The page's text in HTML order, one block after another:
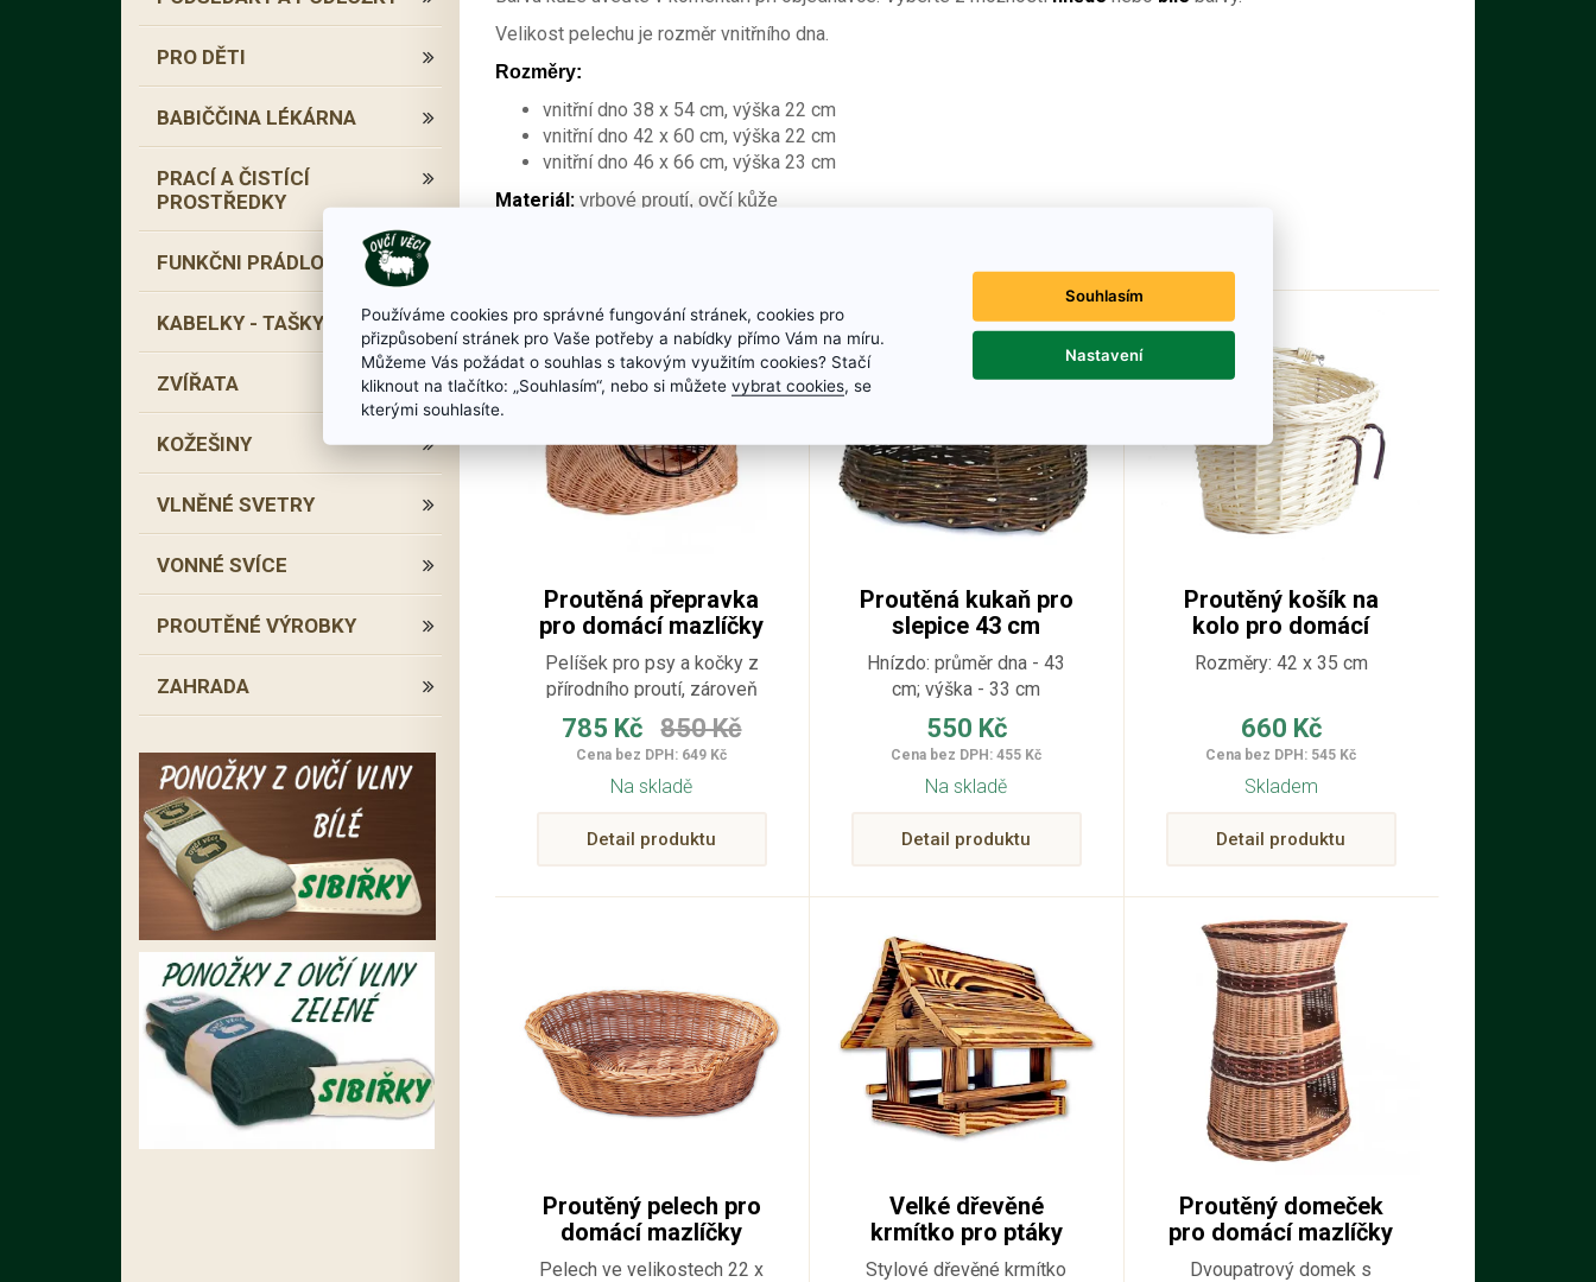
PRO DĚTI
BABIČČINA LÉKÁRNA
PRACÍ A ČISTÍCÍ
PROSTŘEDKY
FUNKČNI PRÁDLO
KABELKY - TAŠKY
ZVÍŘATA
KOŽEŠINY
VLNĚNÉ SVETRY
VONNÉ SVÍCE
PROUTĚNÉ VÝROBKY
ZAHRADA
Velikost pelechu je rozměr vnitřního dna.
Rozměry:
vnitřní dno 38 x 54 cm, výška 22 cm
vnitřní dno 42 x 60 cm, výška 22 cm
vnitřní dno 46 x 66 cm, výška 23 cm
Materiál: vrbové proutí, ovčí kůže
Proutěná přepravka
pro domácí mazlíčky
Pelíšek pro psy a kočky z
přírodního proutí, zároveň
však i výborná přepravka
pro menší plemena
domácích mazlíčků. Zvířata
se v proutí cítí velmi dobře
a dostává se jim pocitu
bezpečí, zároveň u nich
dochází k redukci stresu a
navození maximálního
785 Kč 850 Kč
Cena bez DPH: 649 Kč
Na skladě
Detail produktu
Proutěná kukaň pro
slepice 43 cm
Hnízdo: průměr dna - 43
cm; výška - 33 cm
550 Kč
Cena bez DPH: 455 Kč
Na skladě
Detail produktu
Proutěný košík na
kolo pro domácí
mazlíčky - bílý
Rozměry: 42 x 35 cm
660 Kč
Cena bez DPH: 545 Kč
Skladem
Detail produktu
Proutěný pelech pro
domácí mazlíčky
Pelech ve velikostech 22 x
Velké dřevěné
krmítko pro ptáky
opalované
Stylové dřevěné krmítko
Proutěný domeček
pro domácí mazlíčky
dvoupatrový
Dvoupatrový domek s
Používáme cookies pro správné fungování stránek, cookies pro
přizpůsobení stránek pro Vaše potřeby a nabídky přímo Vám na míru.
Můžeme Vás požádat o souhlas s takovým využitím cookies? Stačí
kliknout na tlačítko: „Souhlasím“, nebo si můžete vybrat cookies, se
kterými souhlasíte.
Souhlasím
Nastavení